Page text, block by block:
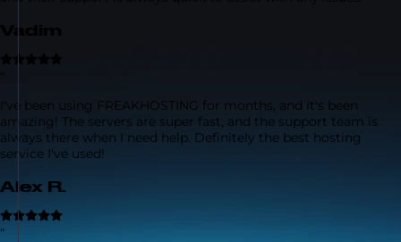
“
I've been using FREAKHOSTING for months, and it's been
amazing! The servers are super fast, and the support team is
always there when I need help. Definitely the best hosting
service I've used!
Alex R.
“